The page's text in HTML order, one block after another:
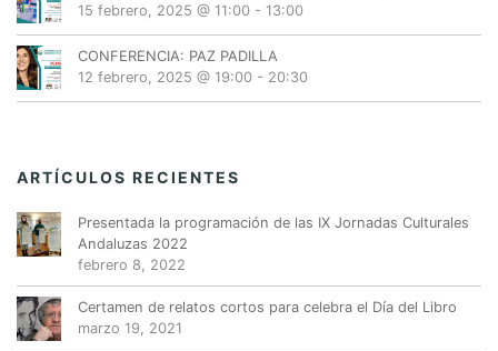
15 febrero, 2025 @ 11:00 - 13:00
CONFERENCIA: PAZ PADILLA
12 febrero, 2025 @ 19:00 - 20:30
ARTÍCULOS RECIENTES
Presentada la programación de las IX Jornadas Culturales
Andaluzas 2022
febrero 8, 2022
Certamen de relatos cortos para celebra el Día del Libro
marzo 19, 2021